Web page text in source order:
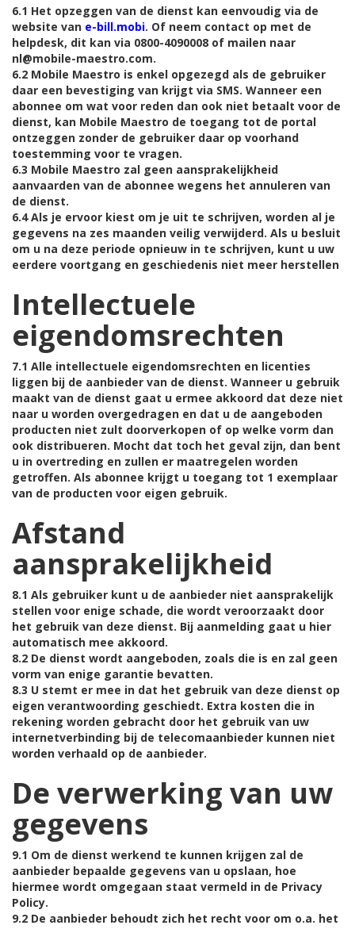
6.1 Het opzeggen van de dienst kan eenvoudig via de
website van e-bill.mobi. Of neem contact op met de
helpdesk, dit kan via 0800-4090008 of mailen naar
nl@mobile-maestro.com.
6.2 Mobile Maestro is enkel opgezegd als de gebruiker
daar een bevestiging van krijgt via SMS. Wanneer een
abonnee om wat voor reden dan ook niet betaalt voor de
dienst, kan Mobile Maestro de toegang tot de portal
ontzeggen zonder de gebruiker daar op voorhand
toestemming voor te vragen.
6.3 Mobile Maestro zal geen aansprakelijkheid
aanvaarden van de abonnee wegens het annuleren van
de dienst.
6.4 Als je ervoor kiest om je uit te schrijven, worden al je
gegevens na zes maanden veilig verwijderd. Als u besluit
om u na deze periode opnieuw in te schrijven, kunt u uw
eerdere voortgang en geschiedenis niet meer herstellen
Intellectuele
eigendomsrechten
7.1 Alle intellectuele eigendomsrechten en licenties
liggen bij de aanbieder van de dienst. Wanneer u gebruik
maakt van de dienst gaat u ermee akkoord dat deze niet
naar u worden overgedragen en dat u de aangeboden
producten niet zult doorverkopen of op welke vorm dan
ook distribueren. Mocht dat toch het geval zijn, dan bent
u in overtreding en zullen er maatregelen worden
getroffen. Als abonnee krijgt u toegang tot 1 exemplaar
van de producten voor eigen gebruik.
Afstand
aansprakelijkheid
8.1 Als gebruiker kunt u de aanbieder niet aansprakelijk
stellen voor enige schade, die wordt veroorzaakt door
het gebruik van deze dienst. Bij aanmelding gaat u hier
automatisch mee akkoord.
8.2 De dienst wordt aangeboden, zoals die is en zal geen
vorm van enige garantie bevatten.
8.3 U stemt er mee in dat het gebruik van deze dienst op
eigen verantwoording geschiedt. Extra kosten die in
rekening worden gebracht door het gebruik van uw
internetverbinding bij de telecomaanbieder kunnen niet
worden verhaald op de aanbieder.
De verwerking van uw
gegevens
9.1 Om de dienst werkend te kunnen krijgen zal de
aanbieder bepaalde gegevens van u opslaan, hoe
hiermee wordt omgegaan staat vermeld in de Privacy
Policy.
9.2 De aanbieder behoudt zich het recht voor om o.a. het